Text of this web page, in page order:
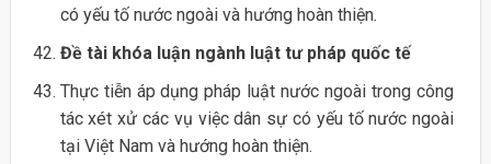
có yếu tố nước ngoài và hướng hoàn thiện.
Đề tài khóa luận ngành luật tư pháp quốc tế
Thực tiễn áp dụng pháp luật nước ngoài trong công
tác xét xử các vụ việc dân sự có yếu tố nước ngoài
tại Việt Nam và hướng hoàn thiện.